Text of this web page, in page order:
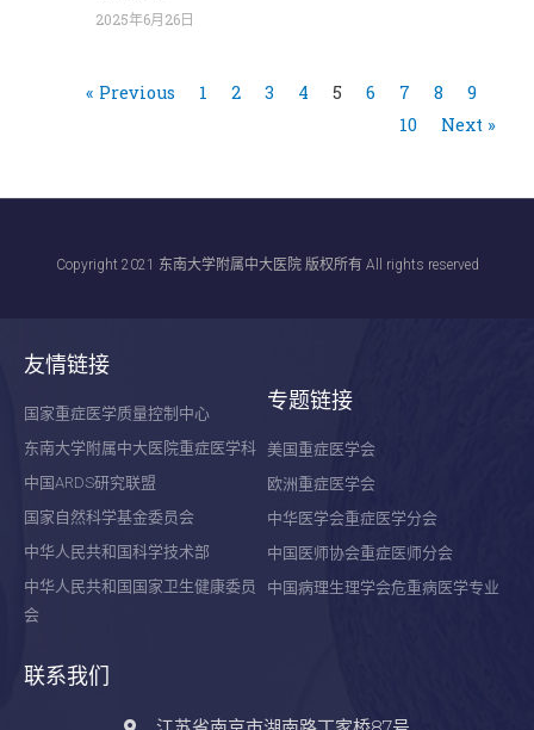
2025年6月26日
« Previous 1 2 3 4 5 6 7 8
9
10
Next »
Copyright 2021 东南大学附属中大医院 版权所有 All rights reserved
友情链接
国家重症医学质量控制中心
东南大学附属中大医院重症医学科
中国ARDS研究联盟
国家自然科学基金委员会
中华人民共和国科学技术部
中华人民共和国国家卫生健康委员
会
专题链接
美国重症医学会
欧洲重症医学会
中华医学会重症医学分会
中国医师协会重症医师分会
中国病理生理学会危重病医学专业
联系我们